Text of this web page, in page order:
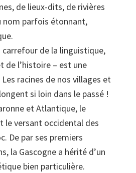
de lieux-dits, de rivières
nom parfois étonnant,
carrefour de la linguistique,
de l’histoire – est une
racines de nos villages et
si loin dans le passé !
et Atlantique, le
le versant occidental des
De par ses premiers
la Gascogne a hérité d’un
bien particulière.